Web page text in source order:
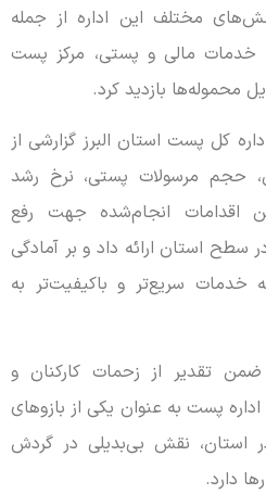
مختلف این اداره از جمله
خدمات مالی و پستی، مرکز پست
محموله‌ها بازدید کرد.
کل پست استان البرز گزارشی از
حجم مرسولات پستی، نرخ رشد
اقدامات انجام‌شده جهت رفع
سطح استان ارائه داد و بر آمادگی
خدمات سریع‌تر و باکیفیت‌تر به
ضمن تقدیر از زحمات کارکنان و
پست به عنوان یکی از بازوهای
استان، نقش بی‌بدیلی در گردش
دارد.